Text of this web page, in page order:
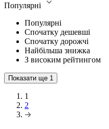
Популярні
Популярні
Спочатку дешевші
Спочатку дорожчі
Найбільша знижка
З високим рейтингом
Показати ще 1
1
2